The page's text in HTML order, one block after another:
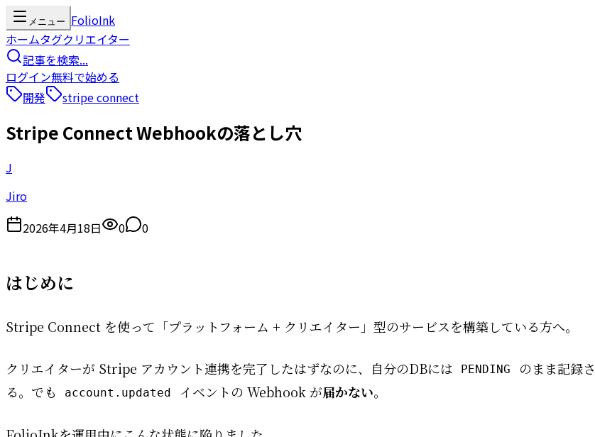
メニュー
FolioInk
ホームタグクリエイター
記事を検索...
ログイン無料で始める
開発
stripe connect
Stripe Connect Webhookの落とし穴
J
Jiro
2026年4月18日
0 0
はじめに
Stripe Connect を使って「プラットフォーム + クリエイター」型のサービスを構築している方へ。
クリエイターが Stripe アカウント連携を完了したはずなのに、自分のDBには PENDING
のまま記録
る。でも
account.updated イベントの Webhook が届かない。